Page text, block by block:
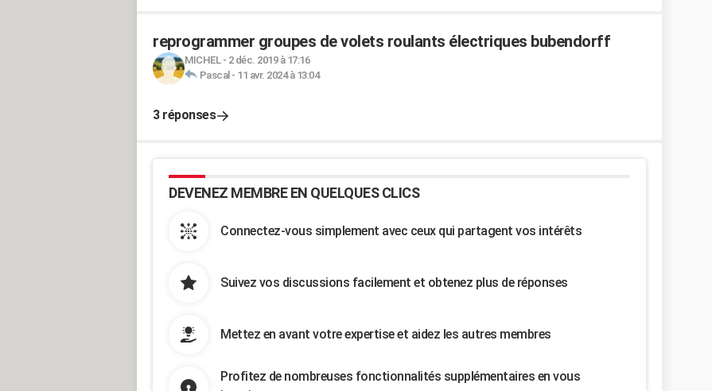
reprogrammer groupes de volets roulants électriques bubendorff
MICHEL- 2 déc. 2019 à 17:16
Pascal - 11 avr. 2024 à 13:04
3 réponses
DEVENEZ MEMBRE EN QUELQUES CLICS
Connectez-vous simplement avec ceux qui partagent vos intérêts
Suivez vos discussions facilement et obtenez plus de réponses
Mettez en avant votre expertise et aidez les autres membres
Profitez de nombreuses fonctionnalités supplémentaires en vous